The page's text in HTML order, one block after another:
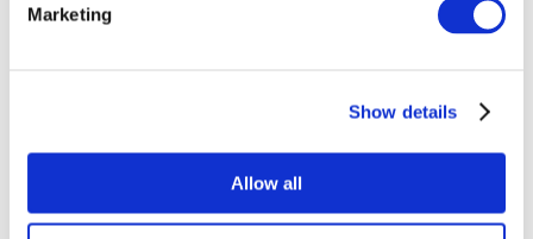
Marketing
Show details
Allow all
Творческий вечер
Наше спецпредложение
Применить